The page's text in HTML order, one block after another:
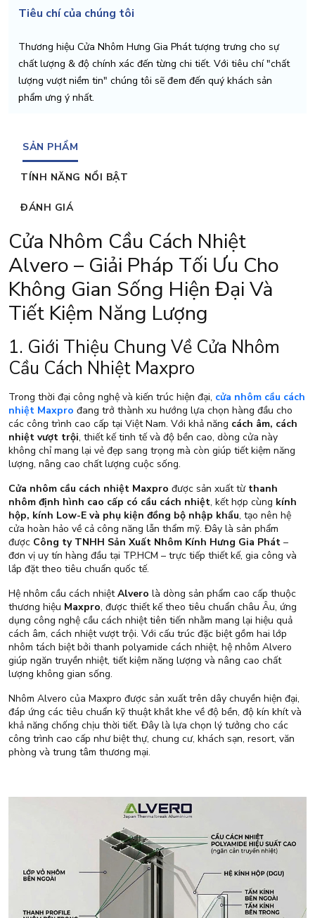
Tiêu chí của chúng tôi
Thương hiệu Cửa Nhôm Hưng Gia Phát tượng trưng cho sự
chất lượng & độ chính xác đến từng chi tiết. Với tiêu chí "chất
lượng vượt niềm tin" chúng tôi sẽ đem đến quý khách sản
phẩm ưng ý nhất.
SẢN PHẨM
TÍNH NĂNG NỔI BẬT
ĐÁNH GIÁ
Cửa Nhôm Cầu Cách Nhiệt
Alvero – Giải Pháp Tối Ưu Cho
Không Gian Sống Hiện Đại Và
Tiết Kiệm Năng Lượng
1. Giới Thiệu Chung Về Cửa Nhôm
Cầu Cách Nhiệt Maxpro
Trong thời đại công nghệ và kiến trúc hiện đại, cửa nhôm cầu cách
nhiệt Maxpro đang trở thành xu hướng lựa chọn hàng đầu cho
các công trình cao cấp tại Việt Nam. Với khả năng cách âm, cách
nhiệt vượt trội, thiết kế tinh tế và độ bền cao, dòng cửa này
không chỉ mang lại vẻ đẹp sang trọng mà còn giúp tiết kiệm năng
lượng, nâng cao chất lượng cuộc sống.
Cửa nhôm cầu cách nhiệt Maxpro được sản xuất từ thanh
nhôm định hình cao cấp có cầu cách nhiệt, kết hợp cùng kính
hộp, kính Low-E và phụ kiện đồng bộ nhập khẩu, tạo nên hệ
cửa hoàn hảo về cả công năng lẫn thẩm mỹ. Đây là sản phẩm
được Công ty TNHH Sản Xuất Nhôm Kính Hưng Gia Phát –
đơn vị uy tín hàng đầu tại TP.HCM – trực tiếp thiết kế, gia công và
lắp đặt theo tiêu chuẩn quốc tế.
Hệ nhôm cầu cách nhiệtAlvero là dòng sản phẩm cao cấp thuộc
thương hiệu Maxpro, được thiết kế theo tiêu chuẩn châu Âu, ứng
dụng công nghệ cầu cách nhiệt tiên tiến nhằm mang lại hiệu quả
cách âm, cách nhiệt vượt trội. Với cấu trúc đặc biệt gồm hai lớp
nhôm tách biệt bởi thanh polyamide cách nhiệt, hệ nhôm Alvero
giúp ngăn truyền nhiệt, tiết kiệm năng lượng và nâng cao chất
lượng không gian sống.
Nhôm Alvero của Maxpro được sản xuất trên dây chuyền hiện đại,
đáp ứng các tiêu chuẩn kỹ thuật khắt khe về độ bền, độ kín khít và
khả năng chống chịu thời tiết. Đây là lựa chọn lý tưởng cho các
công trình cao cấp như biệt thự, chung cư, khách sạn, resort, văn
phòng và trung tâm thương mại.